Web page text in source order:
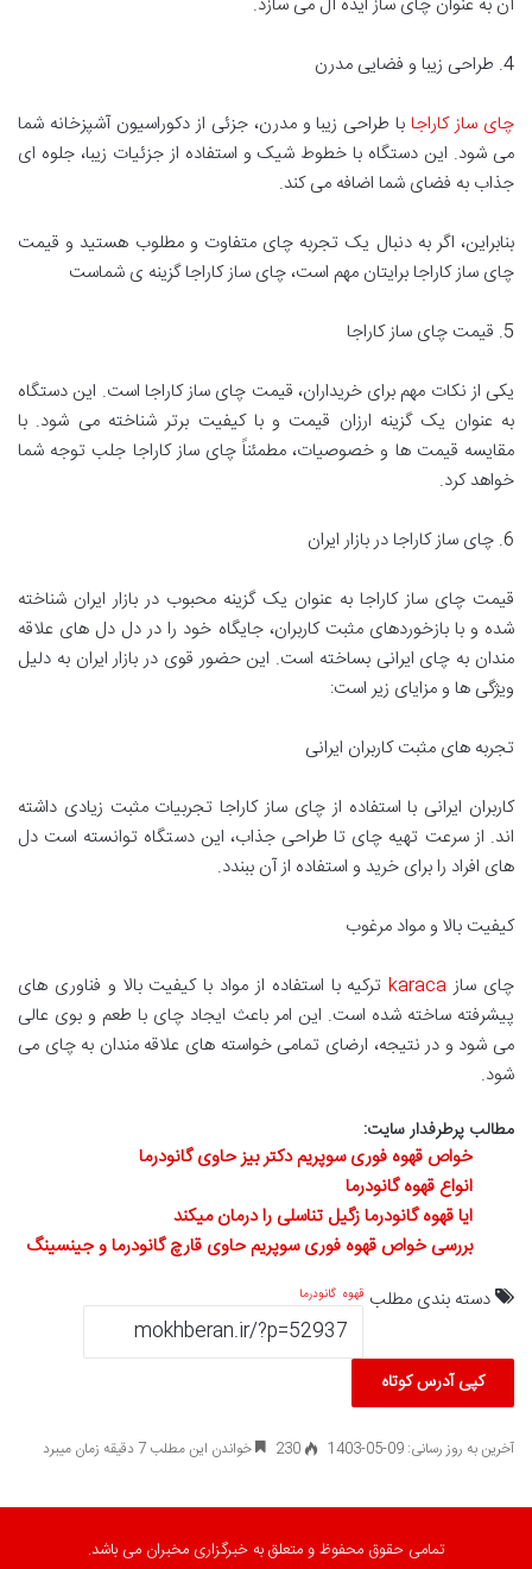
4. طراحی زیبا و فضایی مدرن
چای ساز کاراجابا طراحی زیبا و مدرن، جزئی از دکوراسیون آشپزخانه شما
می شود. این دستگاه با خطوط شیک و استفاده از جزئیات زیبا، جلوه ای
جذاب به فضای شما اضافه می کند.
بنابراین، اگر به دنبال یک تجربه چای متفاوت و مطلوب هستید و قیمت
چای ساز کاراجا برایتان مهم است، چای ساز کاراجا گزینه ی شماست
5. قیمت چای ساز کاراجا
یکی از نکات مهم برای خریداران، قیمت چای ساز کاراجا است. این دستگاه
به عنوان یک گزینه ارزان قیمت و با کیفیت برتر شناخته می شود. با
مقایسه قیمت ها و خصوصیات، مطمئناً چای ساز کاراجا جلب توجه شما
خواهد کرد.
6. چای ساز کاراجا در بازار ایران
قیمت چای ساز کاراجا به عنوان یک گزینه محبوب در بازار ایران شناخته
شده و با بازخوردهای مثبت کاربران، جایگاه خود را در دل دل های علاقه
مندان به چای ایرانی بساخته است. این حضور قوی در بازار ایران به دلیل
ویژگی ها و مزایای زیر است:
تجربه های مثبت کاربران ایرانی
کاربران ایرانی با استفاده از چای ساز کاراجا تجربیات مثبت زیادی داشته
اند. از سرعت تهیه چای تا طراحی جذاب، این دستگاه توانسته است دل
های افراد را برای خرید و استفاده از آن ببندد.
کیفیت بالا و مواد مرغوب
چای ساز karacaترکیه با استفاده از مواد با کیفیت بالا و فناوری های
پیشرفته ساخته شده است. این امر باعث ایجاد چای با طعم و بوی عالی
می شود و در نتیجه، ارضای تمامی خواسته های علاقه مندان به چای می
شود.
مطالب پرطرفدار سایت:
خواص قهوه فوری سوپریم دکتر بیز حاوی گانودرما
انواع قهوه گانودرما
ایا قهوه گانودرما زگیل تناسلی را درمان میکند
بررسی خواص قهوه فوری سوپریم حاوی قارچ گانودرما و جینسینگ
دسته بندی مطلب قهوه گانودرما
کپی آدرس کوتاه
آخرین به روز رسانی: 09-05-1403 230 خواندن این مطلب 7 دقیقه زمان میبرد
تمامی حقوق محفوظ و متعلق به خبرگزاری مخبران می باشد.